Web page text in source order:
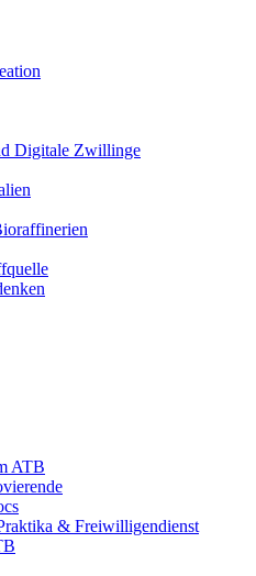
Digitale Zwillinge
ATB
& Freiwilligendienst